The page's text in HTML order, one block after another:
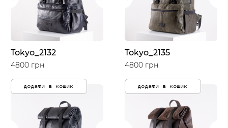
Tokyo_2132
4800 грн.
додати в кошик
Tokyo_2135
4800 грн.
додати в кошик